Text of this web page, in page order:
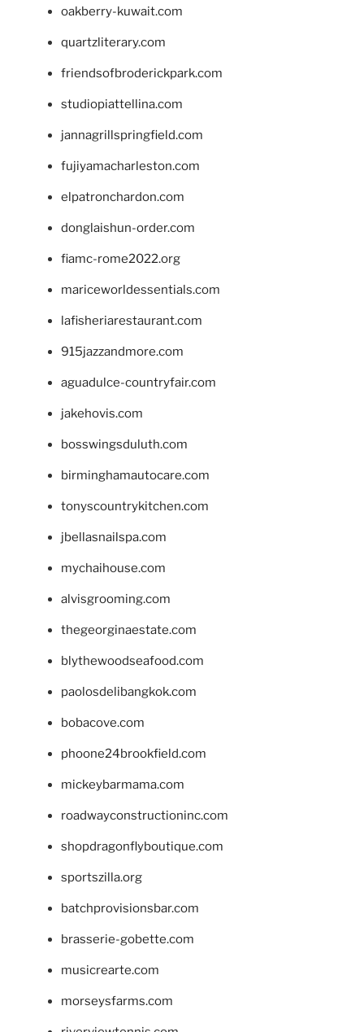
oakberry-kuwait.com
quartzliterary.com
friendsofbroderickpark.com
studiopiattellina.com
jannagrillspringfield.com
fujiyamacharleston.com
elpatronchardon.com
donglaishun-order.com
fiamc-rome2022.org
mariceworldessentials.com
lafisheriarestaurant.com
915jazzandmore.com
aguadulce-countryfair.com
jakehovis.com
bosswingsduluth.com
birminghamautocare.com
tonyscountrykitchen.com
jbellasnailspa.com
mychaihouse.com
alvisgrooming.com
thegeorginaestate.com
blythewoodseafood.com
paolosdelibangkok.com
bobacove.com
phoone24brookfield.com
mickeybarmama.com
roadwayconstructioninc.com
shopdragonflyboutique.com
sportszilla.org
batchprovisionsbar.com
brasserie-gobette.com
musicrearte.com
morseysfarms.com